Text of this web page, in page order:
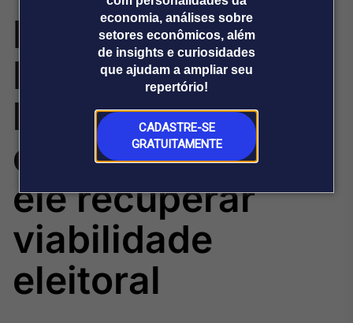
economia, análises sobre
setores econômicos, além
de insights e curiosidades
que ajudam a ampliar seu
repertório!
CADASTRE-SE
GRATUITAMENTE
Plataformas
Broadcast
Broadcast+
O mercado
financeiro em
tempo real
Broadcast
Agro
Tudo sobre o
agronegócio
Sobre nós Releases Broadcast
Prêmio Broadcast
Analistas
Prêmio Broadcast
Empresas
Agências de
comunicação
Releases
Roman, sobre
Flávio: Parece
bastante nítido
que será difícil
ele recuperar
viabilidade
eleitoral